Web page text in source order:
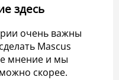
здесь
очень важны
Mascus
мнение и мы
скорее.